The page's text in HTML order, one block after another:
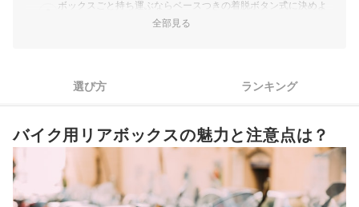
ボックスごと持ち運ぶならベースつきの着脱ボタン式に決めよ
貴重品を入れるなら、本体が薄くひっかける鍵のものは避けよ
バイク用リアボックス全44商品おすすめ人気ランキング
バイク用リアボックスは自作可能？固定方法の注意点は？
バイク用リアボックスの売れ筋ランキングもチェック！
全部見る
選び方 ランキング
バイク用リアボックスの魅力と注意点は？